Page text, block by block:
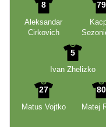
8
Aleksandar
Cirkovich
79
5
Ivan Zhelizko
27
Matus Vojtko
80
Matej